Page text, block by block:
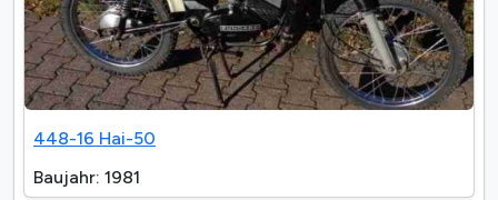
448-16 Hai-50
Baujahr: 1981